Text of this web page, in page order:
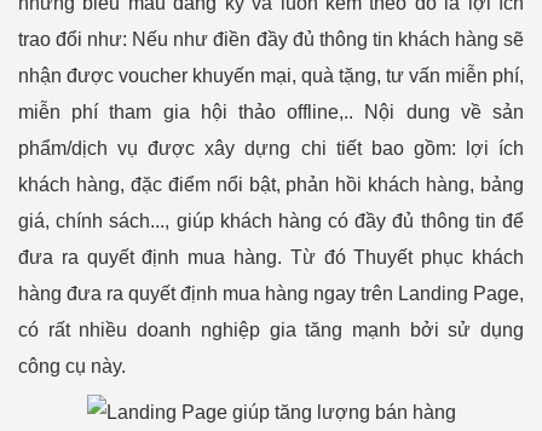
trao đổi như: Nếu như điền đầy đủ thông tin khách hàng sẽ
nhận được voucher khuyến mại, quà tặng, tư vấn miễn phí,
miễn phí tham gia hội thảo offline,.. Nội dung về sản
phẩm/dịch vụ được xây dựng chi tiết bao gồm: lợi ích
khách hàng, đặc điểm nổi bật, phản hồi khách hàng, bảng
giá, chính sách..., giúp khách hàng có đầy đủ thông tin để
đưa ra quyết định mua hàng. Từ đó Thuyết phục khách
hàng đưa ra quyết định mua hàng ngay trên Landing Page,
có rất nhiều doanh nghiệp gia tăng mạnh bởi sử dụng
công cụ này.